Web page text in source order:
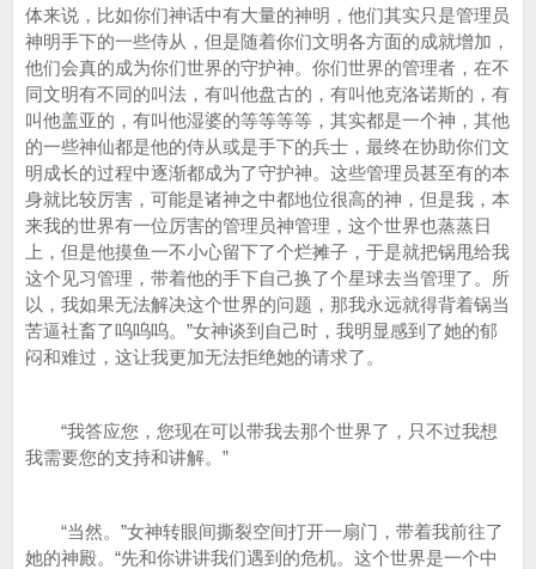
体来说，比如你们神话中有大量的神明，他们其实只是管理员
神明手下的一些侍从，但是随着你们文明各方面的成就增加，
他们会真的成为你们世界的守护神。你们世界的管理者，在不
同文明有不同的叫法，有叫他盘古的，有叫他克洛诺斯的，有
叫他盖亚的，有叫他湿婆的等等等等，其实都是一个神，其他
的一些神仙都是他的侍从或是手下的兵士，最终在协助你们文
明成长的过程中逐渐都成为了守护神。这些管理员甚至有的本
身就比较厉害，可能是诸神之中都地位很高的神，但是我，本
来我的世界有一位厉害的管理员神管理，这个世界也蒸蒸日
上，但是他摸鱼一不小心留下了个烂摊子，于是就把锅甩给我
这个见习管理，带着他的手下自己换了个星球去当管理了。所
以，我如果无法解决这个世界的问题，那我永远就得背着锅当
苦逼社畜了呜呜呜。”女神谈到自己时，我明显感到了她的郁
闷和难过，这让我更加无法拒绝她的请求了。
“我答应您，您现在可以带我去那个世界了，只不过我想
我需要您的支持和讲解。”
“当然。”女神转眼间撕裂空间打开一扇门，带着我前往了
她的神殿。“先和你讲讲我们遇到的危机。这个世界是一个中